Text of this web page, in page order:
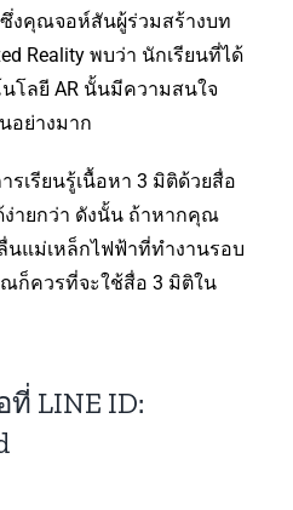
งคุณจอห์สันผู้ร่วมสร้างบท
Reality พบว่า นักเรียนที่ได้
โลยี AR นั้นมีความสนใจ
อย่างมาก
เรียนรู้เนื้อหา 3 มิติด้วยสื่อ
ง่ายกว่า ดังนั้น ถ้าหากคุณ
นแม่เหล็กไฟฟ้าที่ทำงานรอบ
ก็ควรที่จะใช้สื่อ 3 มิติใน
LINE ID: